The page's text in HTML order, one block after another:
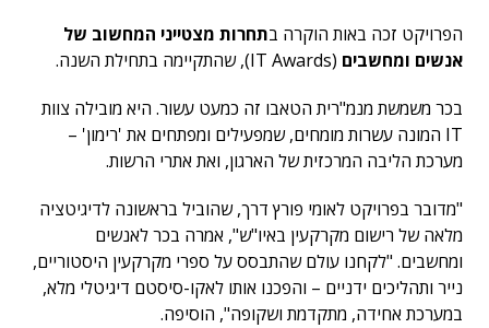
הפרויקט זכה באות הוקרה בתחרות מצטייני המחשוב של
אנשים ומחשבים (IT Awards), שהתקיימה בתחילת השנה.
בכר משמשת מנמ"רית הטאבו זה כמעט עשור. היא מובילה צוות
IT המונה עשרות מומחים, שמפעילים ומפתחים את 'רימון' –
מערכת הליבה המרכזית של הארגון, ואת אתרי הרשות.
"מדובר בפרויקט לאומי פורץ דרך, שהוביל בראשונה לדיגיטציה
מלאה של רישום מקרקעין באיו"ש", אמרה בכר לאנשים
ומחשבים. "לקחנו עולם שהתבסס על ספרי מקרקעין היסטוריים,
נייר ותהליכים ידניים – והפכנו אותו לאקו-סיסטם דיגיטלי מלא,
במערכת אחידה, מתקדמת ושקופה", הוסיפה.